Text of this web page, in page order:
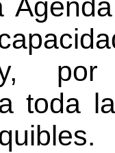
y,
toda